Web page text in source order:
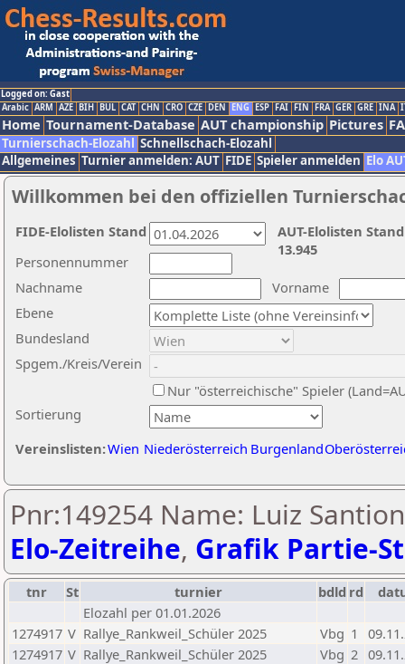
Logged on: Gast
Arabic ARM AZE BIH BUL CAT CHN CRO CZE DEN ENG ESP FAI FIN FRA GER GRE INA
Home Tournament-Database AUT championship Pictures
Turnierschach-Elozahl Schnellschach-Elozahl
Allgemeines Turnier anmelden: AUT FIDE Spieler anmelden Elo
Willkommen bei den offiziellen
Nachname
Vorname
Ebene
Sortierung
Personennummer
Bundesland
Spgem./Kreis/Verein
Nur "österreichische" Spieler
Vereinslisten:Wien Niederösterreich Burgenland
AUT-Elolisten
13.945
FIDE-Elolisten Stand
Pnr:149254 Name: Luiz
Elo-Zeitreihe, Grafik Partie-
tnr St turnier bdld rd
Elozahl per 01.01.2026
1274917 V Rallye_Rankweil_Schüler 2025 Vbg 1
1274917 V Rallye_Rankweil_Schüler 2025 Vbg 2